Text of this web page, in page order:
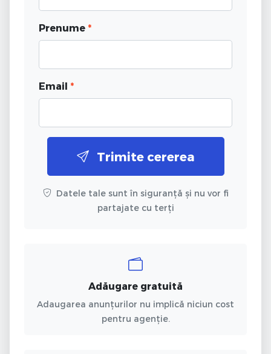
Prenume *
Email *
Trimite cererea
Datele tale sunt în siguranță și nu vor fi
partajate cu terți
Adăugare gratuită
Adaugarea anunțurilor nu implică niciun cost
pentru agenție.